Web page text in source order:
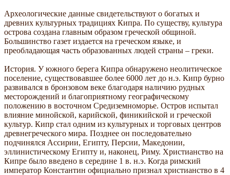
Археологические данные свидетельствуют о богатых и
древних культурных традициях Кипра. По существу, культура
острова создана главным образом греческой общиной.
Большинство газет издается на греческом языке, и
преобладающая часть образованных людей страны – греки.
История. У южного берега Кипра обнаружено неолитическое
поселение, существовавшее более 6000 лет до н.э. Кипр бурно
развивался в бронзовом веке благодаря наличию рудных
месторождений и благоприятному географическому
положению в восточном Средиземноморье. Остров испытал
влияние минойской, карийской, финикийской и греческой
культур. Кипр стал одним из культурных и торговых центров
древнегреческого мира. Позднее он последовательно
подчинялся Ассирии, Египту, Персии, Македонии,
эллинистическому Египту и, наконец, Риму. Христианство на
Кипре было введено в середине 1 в. н.э. Когда римский
император Константин официально признал христианство в 4